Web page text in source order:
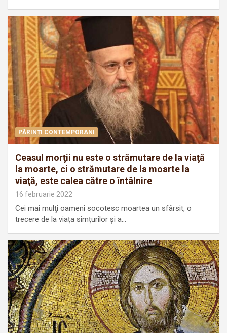
PĂRINȚI CONTEMPORANI
Ceasul morţii nu este o strămutare de la viaţă
la moarte, ci o strămutare de la moarte la
viaţă, este calea către o întâlnire
16 februarie 2022
Cei mai mulţi oameni socotesc moartea un sfârsit, o
trecere de la viaţa simţurilor şi a…